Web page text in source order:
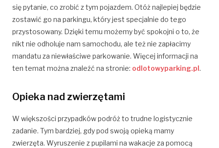
się pytanie, co zrobić z tym pojazdem. Otóż najlepiej będzie
zostawić go na parkingu, który jest specjalnie do tego
przystosowany. Dzięki temu możemy być spokojni o to, że
nikt nie odholuje nam samochodu, ale też nie zapłacimy
mandatu za niewłaściwe parkowanie. Więcej informacji na
ten temat można znaleźć na stronie: odlotowyparking.pl .
Opieka nad zwierzętami
W większości przypadków podróż to trudne logistycznie
zadanie. Tym bardziej, gdy pod swoją opieką mamy
zwierzęta. Wyruszenie z pupilami na wakacje za pomocą